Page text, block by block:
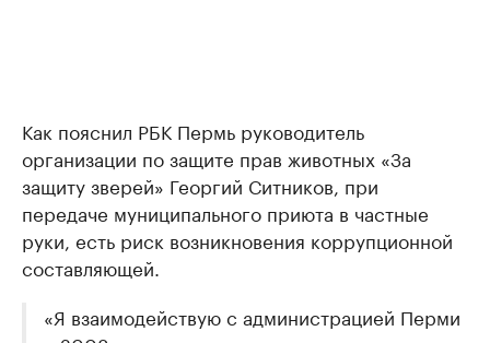
Как пояснил РБК Пермь руководитель
организации по защите прав животных «За
защиту зверей» Георгий Ситников, при
передаче муниципального приюта в частные
руки, есть риск возникновения коррупционной
составляющей.
«Я взаимодействую с администрацией Перми